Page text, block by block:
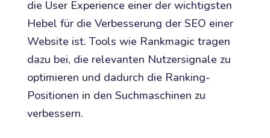
die User Experience einer der wichtigsten
Hebel für die Verbesserung der SEO einer
Website ist. Tools wie Rankmagic tragen
dazu bei, die relevanten Nutzersignale zu
optimieren und dadurch die Ranking-
Positionen in den Suchmaschinen zu
verbessern.